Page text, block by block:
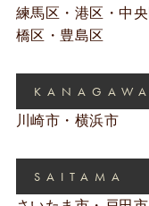
練馬区・港区・中
橋区・豊島区
KANAGAWA
川崎市・横浜市
SAITAMA